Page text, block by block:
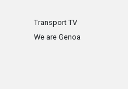
Transport TV
We are Genoa